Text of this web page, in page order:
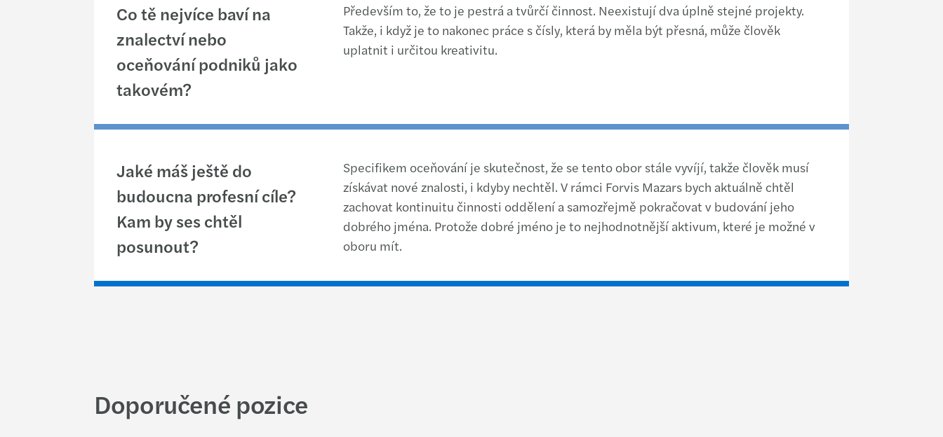
Co tě nejvíce baví na
znalectví nebo
oceňování podniků jako
takovém?
Především to, že to je pestrá a tvůrčí činnost. Neexistují dva úplně stejné projekty.
Takže, i když je to nakonec práce s čísly, která by měla být přesná, může člověk
uplatnit i určitou kreativitu.
Jaké máš ještě do
budoucna profesní cíle?
Kam by ses chtěl
posunout?
Specifikem oceňování je skutečnost, že se tento obor stále vyvíjí, takže člověk musí
získávat nové znalosti, i kdyby nechtěl. V rámci Forvis Mazars bych aktuálně chtěl
zachovat kontinuitu činnosti oddělení a samozřejmě pokračovat v budování jeho
dobrého jména. Protože dobré jméno je to nejhodnotnější aktivum, které je možné v
oboru mít.
Doporučené pozice